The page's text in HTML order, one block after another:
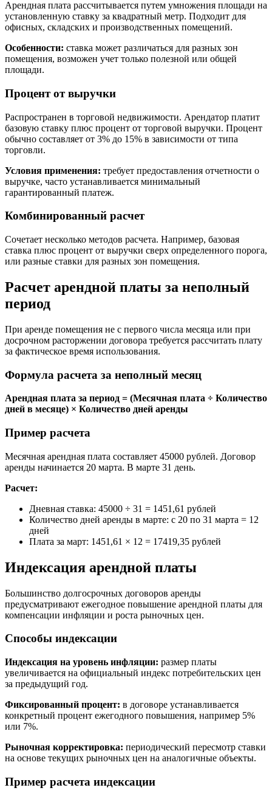
Арендная плата рассчитывается путем умножения площади на
установленную ставку за квадратный метр. Подходит для
офисных, складских и производственных помещений.
Особенности: ставка может различаться для разных зон
помещения, возможен учет только полезной или общей
площади.
Процент от выручки
Распространен в торговой недвижимости. Арендатор платит
базовую ставку плюс процент от торговой выручки. Процент
обычно составляет от 3% до 15% в зависимости от типа
торговли.
Условия применения: требует предоставления отчетности о
выручке, часто устанавливается минимальный
гарантированный платеж.
Комбинированный расчет
Сочетает несколько методов расчета. Например, базовая
ставка плюс процент от выручки сверх определенного порога,
или разные ставки для разных зон помещения.
Расчет арендной платы за неполный
период
При аренде помещения не с первого числа месяца или при
досрочном расторжении договора требуется рассчитать плату
за фактическое время использования.
Формула расчета за неполный месяц
Арендная плата за период = (Месячная плата ÷ Количество
дней в месяце) × Количество дней аренды
Пример расчета
Месячная арендная плата составляет 45000 рублей. Договор
аренды начинается 20 марта. В марте 31 день.
Расчет:
Дневная ставка: 45000 ÷ 31 = 1451,61 рублей
Количество дней аренды в марте: с 20 по 31 марта = 12
дней
Плата за март: 1451,61 × 12 = 17419,35 рублей
Индексация арендной платы
Большинство долгосрочных договоров аренды
предусматривают ежегодное повышение арендной платы для
компенсации инфляции и роста рыночных цен.
Способы индексации
Индексация на уровень инфляции: размер платы
увеличивается на официальный индекс потребительских цен
за предыдущий год.
Фиксированный процент: в договоре устанавливается
конкретный процент ежегодного повышения, например 5%
или 7%.
Рыночная корректировка: периодический пересмотр ставки
на основе текущих рыночных цен на аналогичные объекты.
Пример расчета индексации